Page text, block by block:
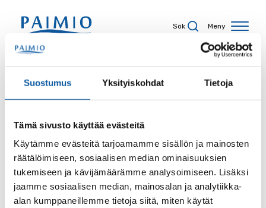
Suostumus Yksityiskohdat Tietoja
Tämä sivusto käyttää evästeitä
Käytämme evästeitä tarjoamamme sisällön ja mainosten
räätälöimiseen, sosiaalisen median ominaisuuksien
tukemiseen ja kävijämäärämme analysoimiseen. Lisäksi
jaamme sosiaalisen median, mainosalan ja analytiikka-
alan kumppaneillemme tietoja siitä, miten käytät
Sök Meny
Sökresultat
Sökord
Sida